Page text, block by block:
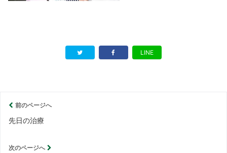
LINE
前のページへ
先日の治療
次のページへ